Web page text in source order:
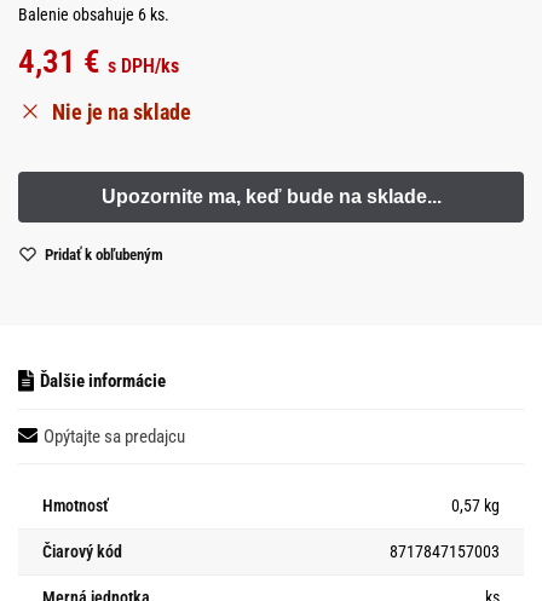
Balenie obsahuje 6 ks.
4,31 € s DPH/ks
Nie je na sklade
Pridať k obľubeným
Ďalšie informácie
Opýtajte sa predajcu
Hmotnosť 0,57 kg
Čiarový kód 8717847157003